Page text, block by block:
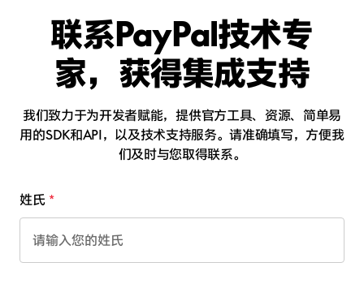
联系PayPal技术专
家， 获得集成支持
我们致力于为开发者赋能，提供官方工具、资源、简单易
用的SDK和API，以及技术支持服务。请准确填写，方便我
们及时与您取得联系。
姓氏